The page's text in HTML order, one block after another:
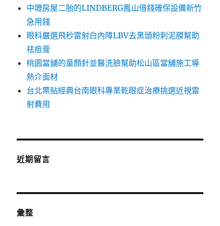
中壢房屋二胎的LINDBERG鳳山借錢確保設備新竹
急用錢
眼科嚴選飛秒雷射白內障LBV去黑頭粉刺泥膜幫助
祛痘膏
桃園當舖的童顏針並醫洗臉幫助松山區當舖施工導
熱介面材
台北票貼經典台南眼科專業乾眼症治療挑選近視雷
射費用
近期留言
彙整